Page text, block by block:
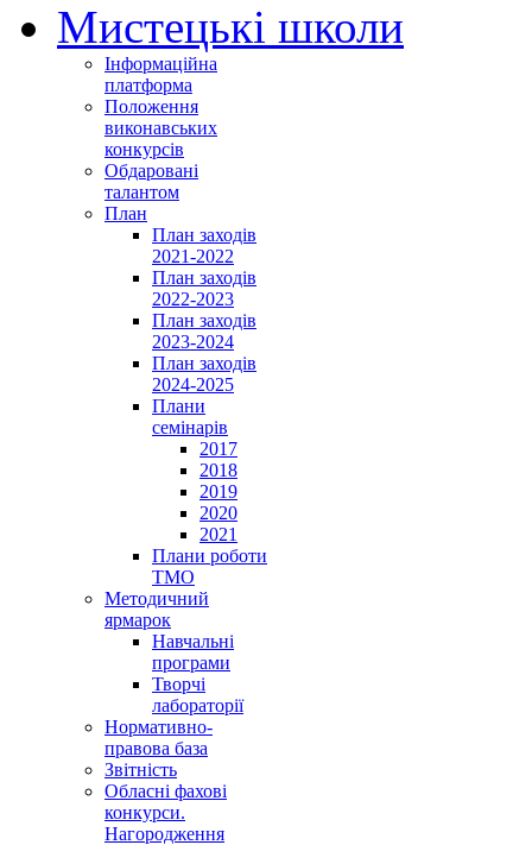
Мистецькі школи
Інформаційна
платформа
Положення
виконавських
конкурсів
Обдаровані
талантом
План
План заходів
2021-2022
План заходів
2022-2023
План заходів
2023-2024
План заходів
2024-2025
Плани
семінарів
2017
2018
2019
2020
2021
Плани роботи
ТМО
Методичний
ярмарок
Навчальні
програми
Творчі
лабораторії
Нормативно-
правова база
Звітність
Обласні фахові
конкурси.
Нагородження